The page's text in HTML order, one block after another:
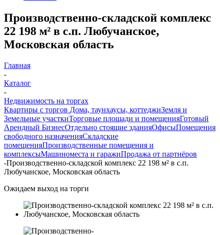
Производственно-складской комплекс
22 198 м² в с.п. Любучанское,
Московская область
Главная
-
Каталог
-
Недвижимость на торгах
Квартиры с торгов Дома, таунхаусы, коттеджиЗемля и
Земельные участкиТорговые площади и помещенияГотовый
Арендный БизнесОтдельно стоящие зданияОфисыПомещения
свободного назначенияСкладские
помещенияПроизводственные помещения и
комплексыМашиноместа и гаражиПродажа от партнёров
-Производственно-складской комплекс 22 198 м² в с.п.
Любучанское, Московская область
Ожидаем выход на торги